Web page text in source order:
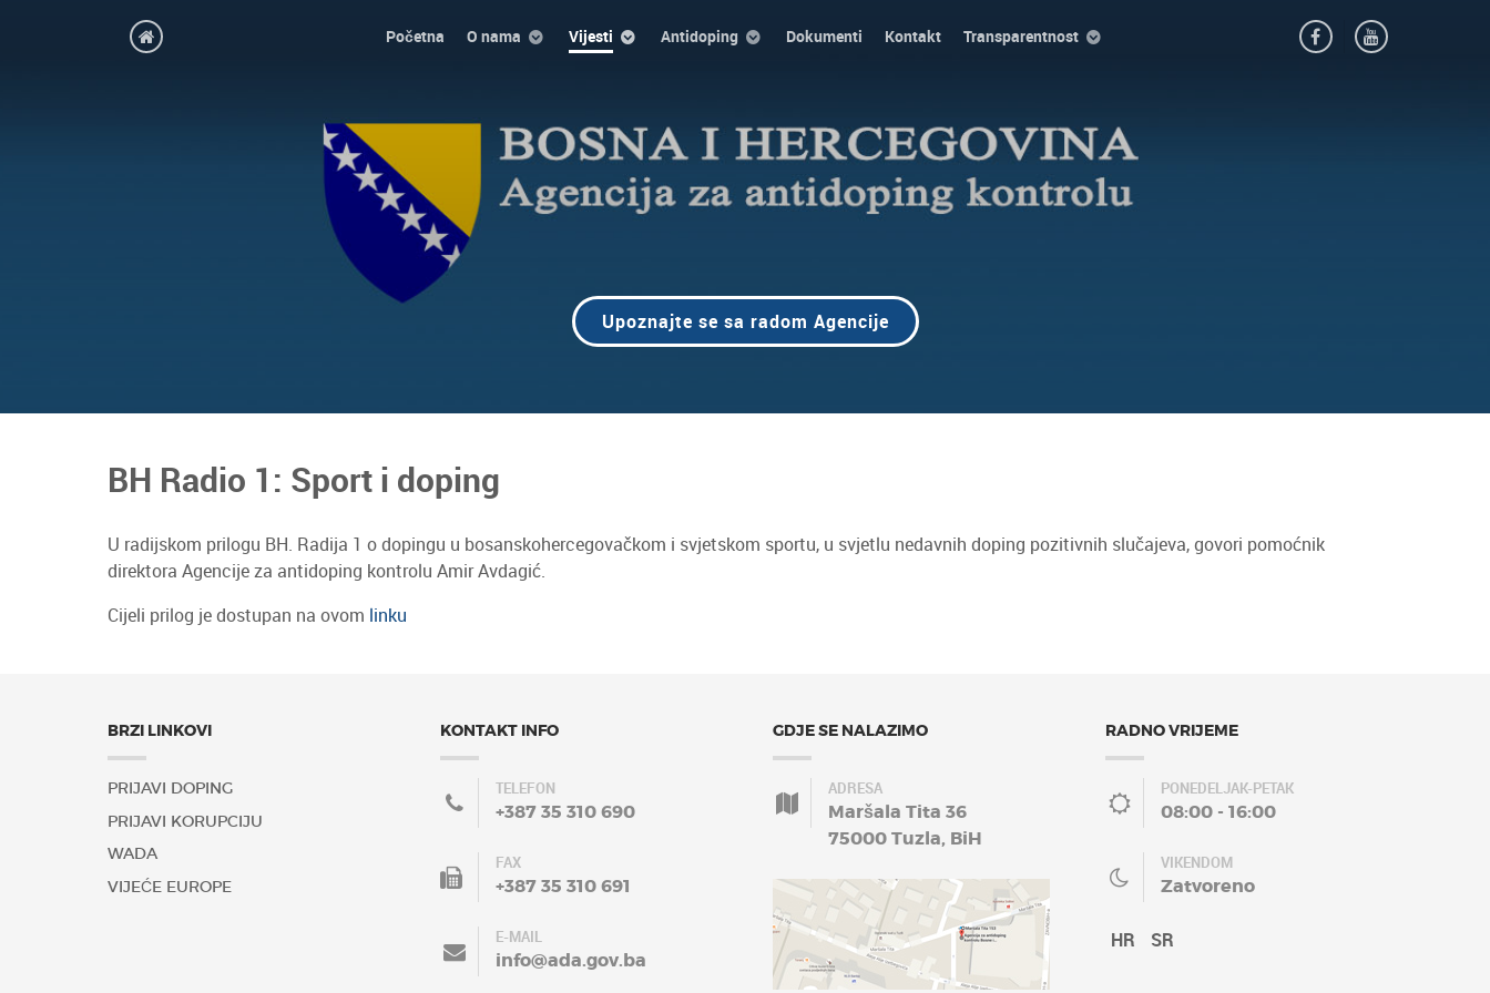
Početna O nama Vijesti Antidoping Dokumenti Kontakt Transparentnost
Upoznajte se sa radom Agencije
BH Radio 1: Sport i doping
U radijskom prilogu BH. Radija 1 o dopingu u bosanskohercegovačkom i svjetskom sportu, u svjetlu nedavnih doping pozitivnih slučajeva, govori pomoćnik
direktora Agencije za antidoping kontrolu Amir Avdagić.
Cijeli prilog je dostupan na ovom linku
BRZI LINKOVI
PRIJAVI DOPING
PRIJAVI KORUPCIJU
WADA
VIJEĆE EUROPE
KONTAKT INFO
TELEFON
+387 35 310 690
FAX
+387 35 310 691
E-MAIL
info@ada.gov.ba
GDJE SE NALAZIMO
ADRESA
Maršala Tita 36
75000 Tuzla, BiH
RADNO VRIJEME
PONEDELJAK-PETAK
08:00 - 16:00
VIKENDOM
Zatvoreno
HR SR